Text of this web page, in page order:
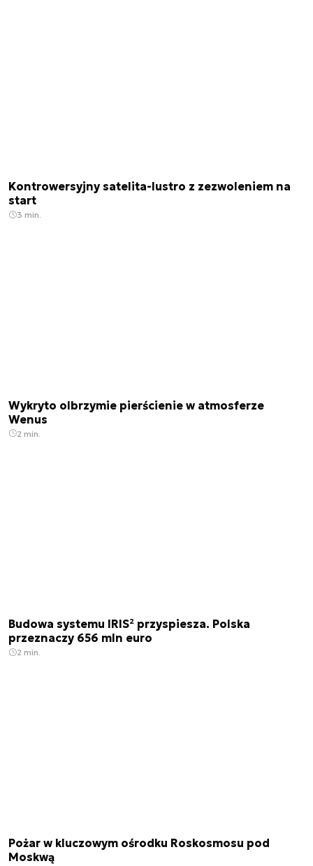
Kontrowersyjny satelita-lustro z zezwoleniem na
start
3 min.
Wykryto olbrzymie pierścienie w atmosferze
Wenus
2 min.
Budowa systemu IRIS² przyspiesza. Polska
przeznaczy 656 mln euro
2 min.
Pożar w kluczowym ośrodku Roskosmosu pod
Moskwą